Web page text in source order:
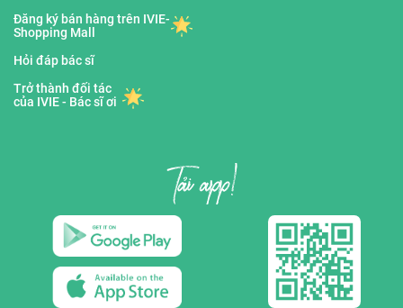
Đăng ký bán hàng trên IVIE-
Shopping Mall
Hỏi đáp bác sĩ
Trở thành đối tác
của IVIE - Bác sĩ ơi